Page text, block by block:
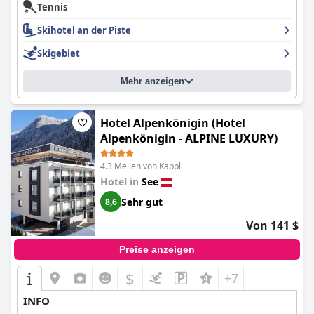
Tennis
Skihotel an der Piste
Skigebiet
Mehr anzeigen
Hotel Alpenkönigin (Hotel
Alpenkönigin - ALPINE LUXURY)
4.3 Meilen von Kappl
Hotel in See
8,6 Sehr gut
Von 141 $
Preise anzeigen
$ +7
INFO